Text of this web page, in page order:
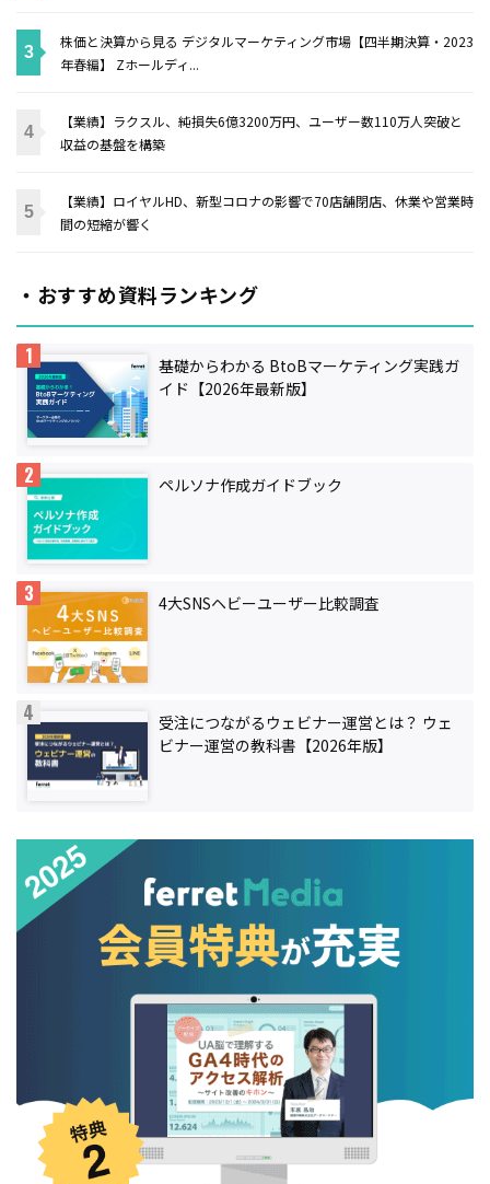
株価と決算から見る デジタルマーケティング市場【四半期決算・2023
年春編】 Zホールディ...
【業績】ラクスル、純損失6億3200万円、ユーザー数110万人突破と
収益の基盤を構築
【業績】ロイヤルHD、新型コロナの影響で70店舗閉店、休業や営業時
間の短縮が響く
・おすすめ資料ランキング
基礎からわかる BtoBマーケティング実践ガ
イド【2026年最新版】
ペルソナ作成ガイドブック
4大SNSヘビーユーザー比較調査
受注につながるウェビナー運営とは？ ウェ
ビナー運営の教科書【2026年版】